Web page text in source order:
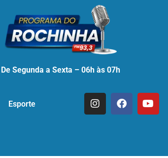
De Segunda a Sexta – 06h às 07h
Esporte